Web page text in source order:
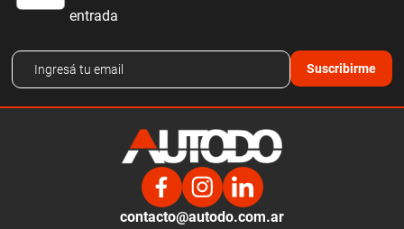
entrada
Suscribirme
contacto@autodo.com.ar